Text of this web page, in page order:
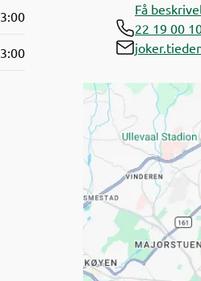
Få
22 19 00